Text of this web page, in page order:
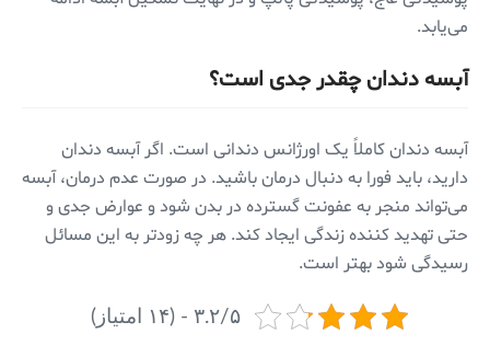
می‌یابد.
آبسه دندان چقدر جدی است؟
آبسه دندان کاملاً یک اورژانس دندانی است. اگر آبسه دندان
دارید، باید فورا به دنبال درمان باشید. در صورت عدم درمان، آبسه
می‌تواند منجر به عفونت گسترده در بدن شود و عوارض جدی و
حتی تهدید کننده زندگی ایجاد کند. هر چه زودتر به این مسائل
رسیدگی شود بهتر است.
۳.۲/۵ - (۱۴ امتیاز)